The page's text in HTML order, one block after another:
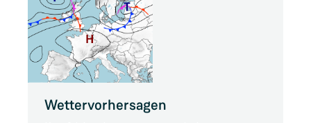
Wettervorhersagen